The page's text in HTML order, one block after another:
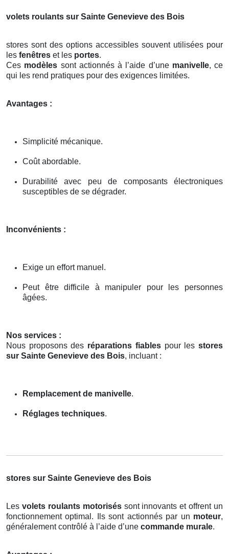
volets roulants sur Sainte Genevieve des Bois
stores sont des options accessibles souvent utilisées pour
les fenêtres et les portes.
Ces modèles sont actionnés à l’aide d’une manivelle, ce
qui les rend pratiques pour des exigences limitées.
Avantages :
Simplicité mécanique.
Coût abordable.
Durabilité avec peu de composants électroniques
susceptibles de se dégrader.
Inconvénients :
Exige un effort manuel.
Peut être difficile à manipuler pour les personnes
âgées.
Nos services :
Nous proposons des réparations fiablespour lesstores
sur Sainte Genevieve des Bois, incluant :
Remplacement de manivelle.
Réglages techniques.
stores sur Sainte Genevieve des Bois
Les volets roulants motoriséssont innovants et offrent un
fonctionnement optimal. Ils sont actionnés par un moteur,
généralement contrôlé à l’aide d’une commande murale.